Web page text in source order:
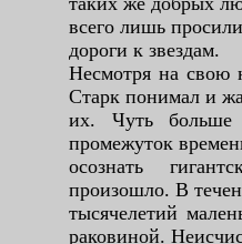
всего лишь
дороги к звездам.
Несмотря на свою
Старк понимал и
их. Чуть
промежуток
осознать
произошло. В
тысячелетий
раковиной.